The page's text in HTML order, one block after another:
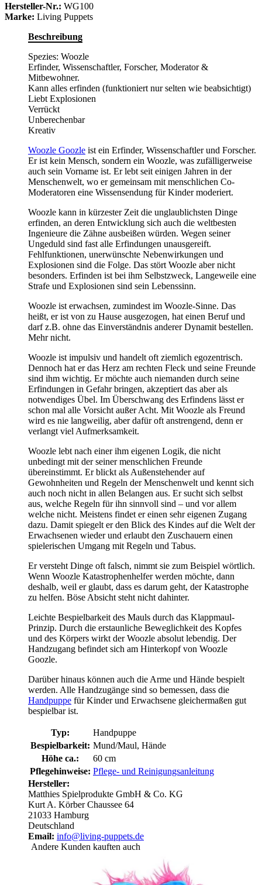
Hersteller-Nr.: WG100
Marke: Living Puppets
Beschreibung
Spezies: Woozle
Erfinder, Wissenschaftler, Forscher, Moderator &
Mitbewohner.
Kann alles erfinden (funktioniert nur selten wie beabsichtigt)
Liebt Explosionen
Verrückt
Unberechenbar
Kreativ
Woozle Goozle ist ein Erfinder, Wissenschaftler und Forscher.
Er ist kein Mensch, sondern ein Woozle, was zufälligerweise
auch sein Vorname ist. Er lebt seit einigen Jahren in der
Menschenwelt, wo er gemeinsam mit menschlichen Co-
Moderatoren eine Wissensendung für Kinder moderiert.
Woozle kann in kürzester Zeit die unglaublichsten Dinge
erfinden, an deren Entwicklung sich auch die weltbesten
Ingenieure die Zähne ausbeißen würden. Wegen seiner
Ungeduld sind fast alle Erfindungen unausgereift.
Fehlfunktionen, unerwünschte Nebenwirkungen und
Explosionen sind die Folge. Das stört Woozle aber nicht
besonders. Erfinden ist bei ihm Selbstzweck, Langeweile eine
Strafe und Explosionen sind sein Lebenssinn.
Woozle ist erwachsen, zumindest im Woozle-Sinne. Das
heißt, er ist von zu Hause ausgezogen, hat einen Beruf und
darf z.B. ohne das Einverständnis anderer Dynamit bestellen.
Mehr nicht.
Woozle ist impulsiv und handelt oft ziemlich egozentrisch.
Dennoch hat er das Herz am rechten Fleck und seine Freunde
sind ihm wichtig. Er möchte auch niemanden durch seine
Erfindungen in Gefahr bringen, akzeptiert das aber als
notwendiges Übel. Im Überschwang des Erfindens lässt er
schon mal alle Vorsicht außer Acht. Mit Woozle als Freund
wird es nie langweilig, aber dafür oft anstrengend, denn er
verlangt viel Aufmerksamkeit.
Woozle lebt nach einer ihm eigenen Logik, die nicht
unbedingt mit der seiner menschlichen Freunde
übereinstimmt. Er blickt als Außenstehender auf
Gewohnheiten und Regeln der Menschenwelt und kennt sich
auch noch nicht in allen Belangen aus. Er sucht sich selbst
aus, welche Regeln für ihn sinnvoll sind – und vor allem
welche nicht. Meistens findet er einen sehr eigenen Zugang
dazu. Damit spiegelt er den Blick des Kindes auf die Welt der
Erwachsenen wieder und erlaubt den Zuschauern einen
spielerischen Umgang mit Regeln und Tabus.
Er versteht Dinge oft falsch, nimmt sie zum Beispiel wörtlich.
Wenn Woozle Katastrophenhelfer werden möchte, dann
deshalb, weil er glaubt, dass es darum geht, der Katastrophe
zu helfen. Böse Absicht steht nicht dahinter.
Leichte Bespielbarkeit des Mauls durch das Klappmaul-
Prinzip. Durch die erstaunliche Beweglichkeit des Kopfes
und des Körpers wirkt der Woozle absolut lebendig. Der
Handzugang befindet sich am Hinterkopf von Woozle
Goozle.
Darüber hinaus können auch die Arme und Hände bespielt
werden. Alle Handzugänge sind so bemessen, dass die
Handpuppe für Kinder und Erwachsene gleichermaßen gut
bespielbar ist.
Typ:
Handpuppe
Bespielbarkeit: Mund/Maul, Hände
Höhe ca.:
60 cm
Pflegehinweise: Pflege- und Reinigungsanleitung
Hersteller:
Matthies Spielprodukte GmbH & Co. KG
Kurt A. Körber Chaussee 64
21033 Hamburg
Deutschland
Email: info@living-puppets.de
Andere Kunden kauften auch